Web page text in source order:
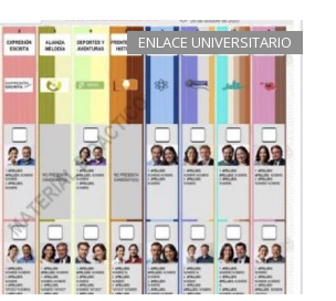
ENLACE UNIVERSITARIO